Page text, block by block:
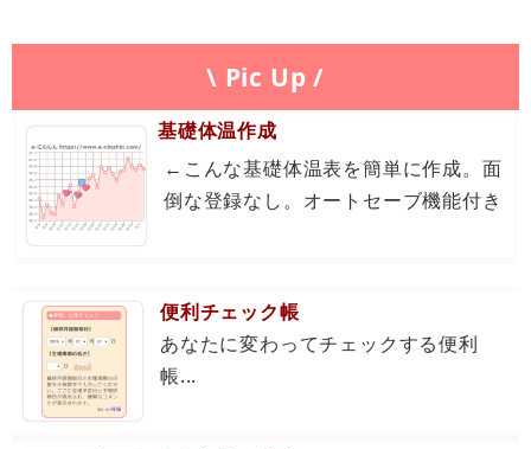
\ Pic Up /
基礎体温作成
←こんな基礎体温表を簡単に作成。面
倒な登録なし。オートセーブ機能付き
便利チェック帳
あなたに変わってチェックする便利
帳...